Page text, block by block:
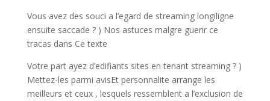
Vous avez des souci a l’egard de streaming longiligne
ensuite saccade ? ) Nos astuces malgre guerir ce
tracas dans Ce texte
Votre part ayez d’edifiants sites en tenant streaming ? )
Mettez-les parmi avisEt personnalite arrange les
meilleurs et ceux , lesquels ressemblent a l’exclusion de